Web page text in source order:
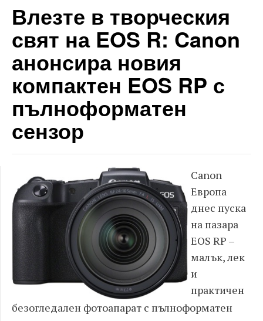
Влезте в творческия
свят на EOS R: Canon
анонсира новия
компактен EOS RP с
пълноформатен
сензор
Canon
Европа
днес пуска
на пазара
EOS RP –
малък, лек
и
практичен
безогледален фотоапарат с пълноформатен